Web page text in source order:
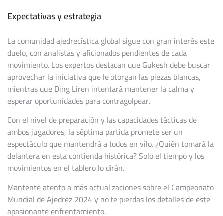
Expectativas y estrategia
La comunidad ajedrecística global sigue con gran interés este
duelo, con analistas y aficionados pendientes de cada
movimiento. Los expertos destacan que Gukesh debe buscar
aprovechar la iniciativa que le otorgan las piezas blancas,
mientras que Ding Liren intentará mantener la calma y
esperar oportunidades para contragolpear.
Con el nivel de preparación y las capacidades tácticas de
ambos jugadores, la séptima partida promete ser un
espectáculo que mantendrá a todos en vilo. ¿Quién tomará la
delantera en esta contienda histórica? Solo el tiempo y los
movimientos en el tablero lo dirán.
Mantente atento a más actualizaciones sobre el Campeonato
Mundial de Ajedrez 2024 y no te pierdas los detalles de este
apasionante enfrentamiento.